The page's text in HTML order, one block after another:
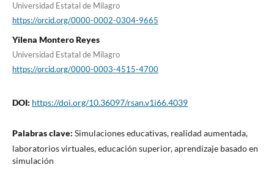
Universidad Estatal de Milagro
https://orcid.org/0000-0002-0304-9665
Yilena Montero Reyes
Universidad Estatal de Milagro
https://orcid.org/0000-0003-4515-4700
DOI: https://doi.org/10.36097/rsan.v1i66.4039
Palabras clave: Simulaciones educativas, realidad aumentada,
laboratorios virtuales, educación superior, aprendizaje basado en
simulación